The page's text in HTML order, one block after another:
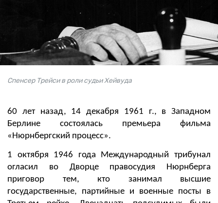
Спенсер Трейси в роли судьи Хейвуда
60 лет назад, 14 декабря 1961 г., в Западном
Берлине состоялась премьера фильма
«Нюрнбергский процесс».
1 октября 1946 года Международный трибунал
огласил во Дворце правосудия Нюрнберга
приговор тем, кто занимал высшие
государственные, партийные и военные посты в